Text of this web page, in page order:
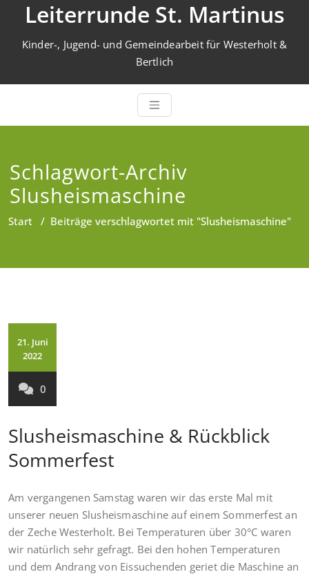
Inhalt
springen
Leiterrunde St. Martinus
Kinder-, Jugend- und Gemeindearbeit für Westerholt &
Bertlich
Schlagwort-Archiv
Slusheismaschine
Start / Beiträge verschlagwortet mit "Slusheismaschine"
21. Juni
2022
0
Slusheismaschine & Rückblick
Sommerfest
Am vergangenen Samstag waren wir das erste Mal mit
unserer neuen Slusheismaschine auf einem Sommerfest an
der Zeche Westerholt. Bei Temperaturen über 30°C waren
wir natürlich sehr gefragt. Bei den hohen Temperaturen
und dem Andrang von Eissuchenden geriet die Maschine an